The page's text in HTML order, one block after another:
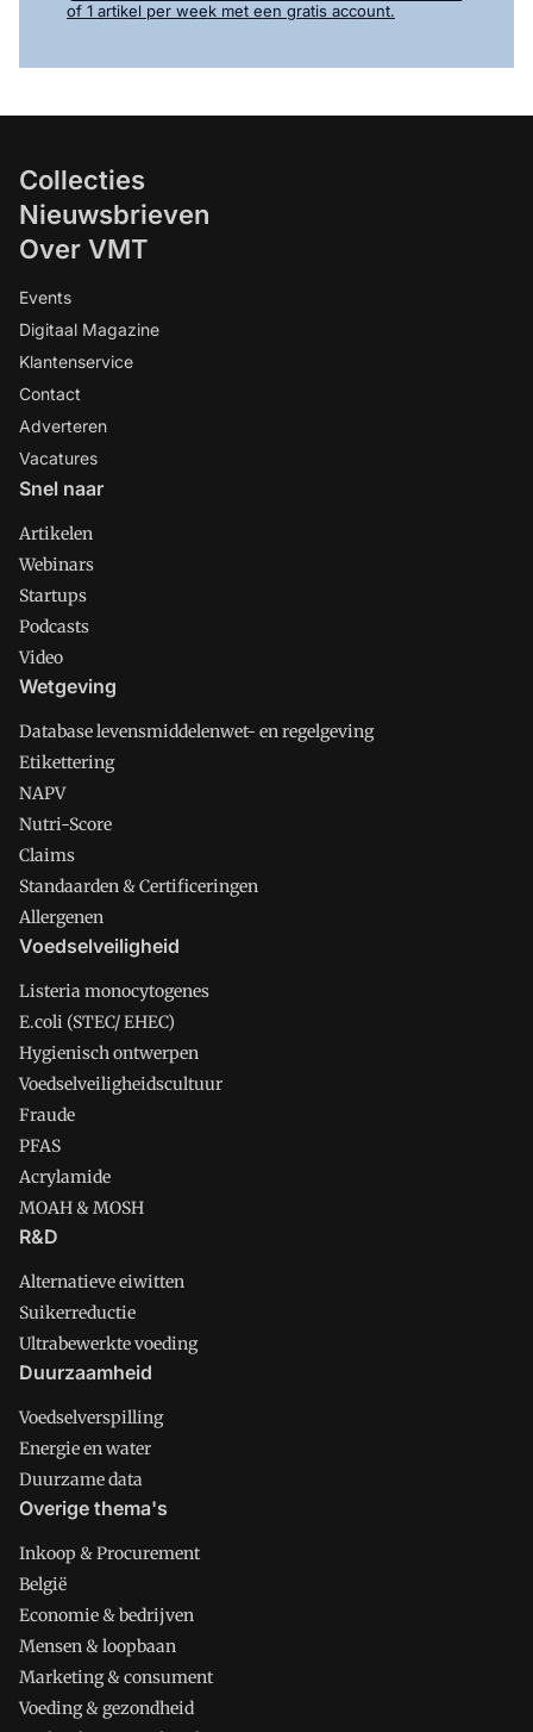
of 1 artikel per week met een gratis account.
Collecties
Nieuwsbrieven
Over VMT
Events
Digitaal Magazine
Klantenservice
Contact
Adverteren
Vacatures
Snel naar
Artikelen
Webinars
Startups
Podcasts
Video
Wetgeving
Database levensmiddelenwet- en regelgeving
Etikettering
NAPV
Nutri-Score
Claims
Standaarden & Certificeringen
Allergenen
Voedselveiligheid
Listeria monocytogenes
E.coli (STEC/ EHEC)
Hygienisch ontwerpen
Voedselveiligheidscultuur
Fraude
PFAS
Acrylamide
MOAH & MOSH
R&D
Alternatieve eiwitten
Suikerreductie
Ultrabewerkte voeding
Duurzaamheid
Voedselverspilling
Energie en water
Duurzame data
Overige thema's
Inkoop & Procurement
België
Economie & bedrijven
Mensen & loopbaan
Marketing & consument
Voeding & gezondheid